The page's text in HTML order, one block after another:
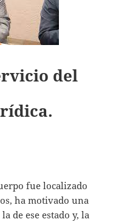
del
fue localizado
ha motivado una
de ese estado y, la